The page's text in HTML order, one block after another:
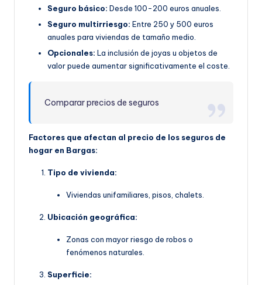
Seguro básico: Desde 100-200 euros anuales.
Seguro multirriesgo: Entre 250 y 500 euros
anuales para viviendas de tamaño medio.
Opcionales: La inclusión de joyas u objetos de
valor puede aumentar significativamente el coste.
Comparar precios de seguros
Factores que afectan al precio de los seguros de
hogar en Bargas:
Tipo de vivienda:
Viviendas unifamiliares, pisos, chalets.
Ubicación geográfica:
Zonas con mayor riesgo de robos o
fenómenos naturales.
Superficie: